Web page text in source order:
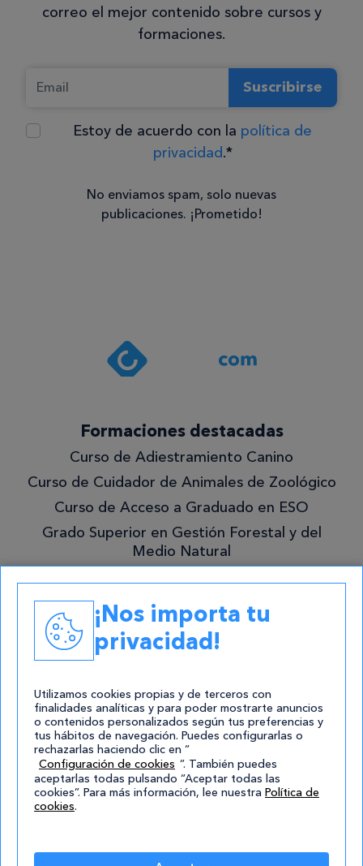
correo el mejor contenido sobre cursos y
formaciones.
Suscribirse
Estoy de acuerdo con la política de
privacidad.*
Consentimiento
política de
privacidad .*
¡Quiero
mejor!
No enviamos spam, solo nuevas
publicaciones. ¡Prometido!
Formaciones destacadas
Curso de Adiestramiento Canino
Curso de Cuidador de Animales de Zoológico
Curso de Acceso a Graduado en ESO
Grado Superior en Gestión Forestal y del
Medio Natural
Contacto
atencion@cursos.com
Redes Sociales
Aviso Legal|Política de privacidad|Cookies|Mapa de
¡Nos importa tu
privacidad!
Utilizamos cookies propias y de terceros con
finalidades analíticas y para poder mostrarte anuncios
o contenidos personalizados según tus preferencias y
tus hábitos de navegación. Puedes configurarlas o
rechazarlas haciendo clic en “
Configuración de cookies ”. También puedes
aceptarlas todas pulsando “Aceptar todas las
cookies”. Para más información, lee nuestra Política de
cookies.